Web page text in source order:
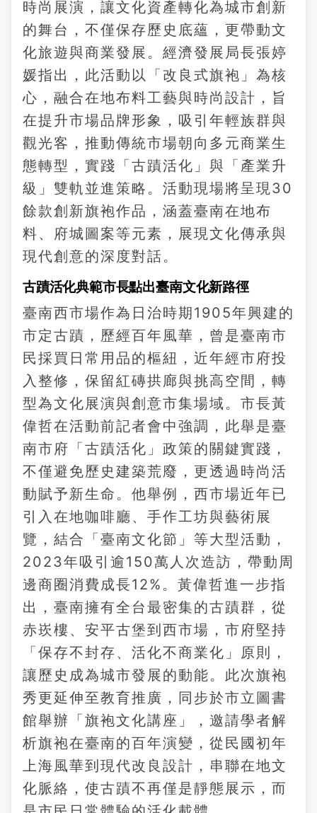
時尚展演，讓文化資產轉化為城市創新
的舞台，不僅保存歷史底蘊，更帶動文
化旅遊與商業發展。經濟發展局長張婷
媛指出，此活動以「改良式旗袍」為核
心，融合在地布料工藝與時尚設計，旨
在提升市場品牌形象，吸引年輕族群與
觀光客，推動傳統市場朝向多元商業生
態轉型，實踐「古蹟活化」與「產業升
級」雙軌並進策略。活動現場將呈現30
餘款創新旗袍作品，涵蓋臺南在地布
料、府城圖案等元素，展現文化傳承與
現代創意的深度對話。
古蹟活化典範市長點出臺南文化新路徑
臺南西市場作為日治時期1905年興建的
市定古蹟，歷經百年風華，曾是臺南市
民採買日常用品的樞紐，近年經市府投
入整修，保留紅磚拱廊與挑高空間，轉
型為文化展演與創意市集場域。市長黃
偉哲在活動前記者會中強調，此舉是臺
南市府「古蹟活化」政策的關鍵實踐，
不僅避免歷史建築荒廢，更透過時尚活
動賦予新生命。他舉例，西市場近年已
引入在地咖啡廳、手作工坊與藝術展
覽，結合「臺南文化節」等大型活動，
2023年吸引逾150萬人次造訪，帶動周
邊商圈消費成長12%。黃偉哲進一步指
出，臺南擁有全台最密集的古蹟群，從
赤崁樓、安平古堡到西市場，市府堅持
「保存不封存、活化不商業化」原則，
讓歷史成為城市發展的動能。此次旗袍
秀更延伸至教育推廣，同步於市立圖書
館舉辦「旗袍文化講座」，邀請學者解
析旗袍在臺南的百年演變，從民國初年
上海風華到現代改良設計，串聯在地文
化脈絡，使古蹟不再僅是靜態展示，而